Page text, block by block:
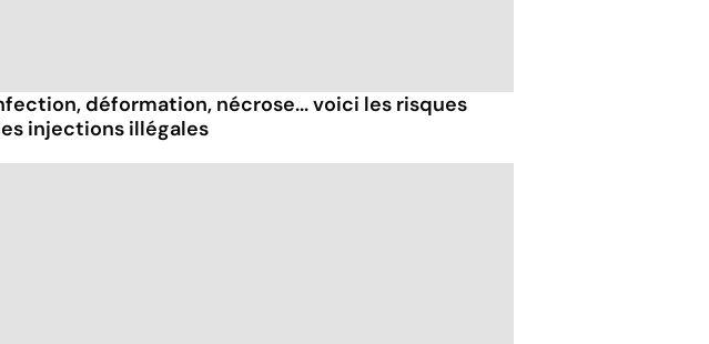
déformation, nécrose... voici les risques
injections illégales